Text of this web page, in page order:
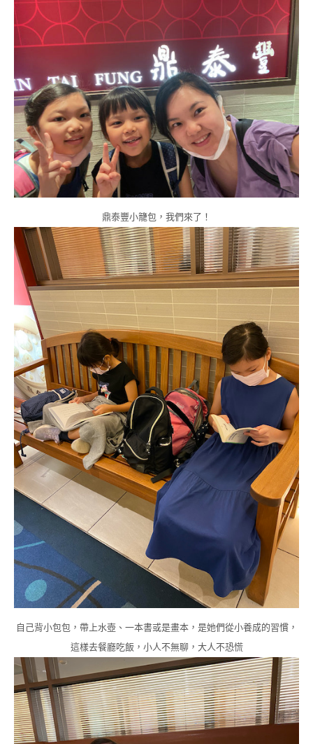
鼎泰豐小籠包，我們來了！
自己背小包包，帶上水壺、一本書或是畫本，是她們從小養成的習慣，
這樣去餐廳吃飯，小人不無聊，大人不恐慌